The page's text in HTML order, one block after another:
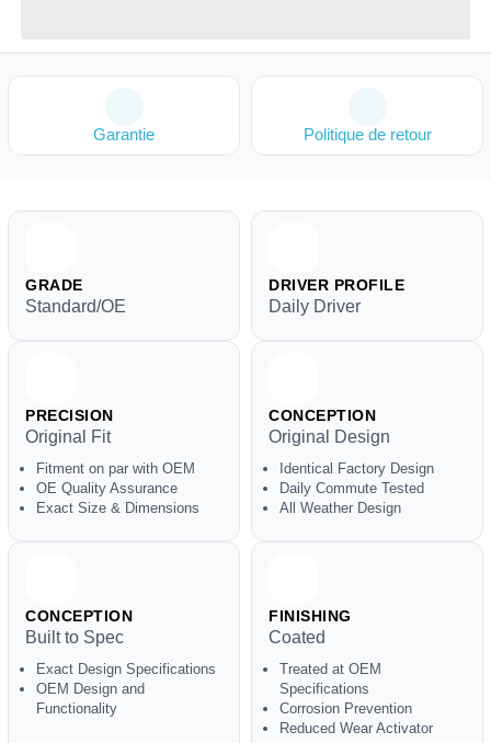
Garantie Politique de retour
GRADE
Standard/OE
DRIVER PROFILE
Daily Driver
PRECISION
Original Fit
Fitment on par with OEM
OE Quality Assurance
Exact Size & Dimensions
CONCEPTION
Original Design
Identical Factory Design
Daily Commute Tested
All Weather Design
CONCEPTION
Built to Spec
Exact Design Specifications
OEM Design and
Functionality
FINISHING
Coated
Treated at OEM
Specifications
Corrosion Prevention
Reduced Wear Activator